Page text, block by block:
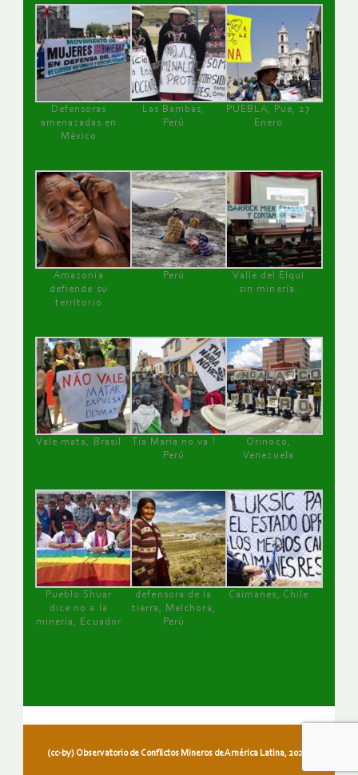
Defensoras
amenazadas en
México
Las Bambas,
Perú
PUEBLA, Pue, 27
Enero
Amazonía
defiende su
territorio
Perú
Valle del Elqui
sin minería.
Vale mata, Brasil
Tía María no va !
Perú
Orinoco,
Venezuela
Pueblo Shuar
dice no a la
minería, Ecuador
defensora de la
tierra, Melchora,
Perú
Caimanes, Chile
(cc-by) Observatorio de Conflictos Mineros de América Latina, 2026